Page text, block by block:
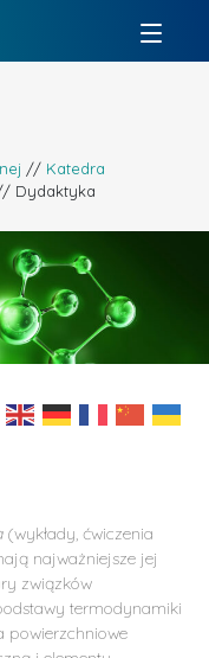
// Katedra
Dydaktyka
(wykłady, ćwiczenia
najważniejsze jej
związków
termodynamiki
powierzchniowe